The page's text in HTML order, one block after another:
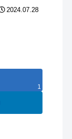
2024.07.28
1